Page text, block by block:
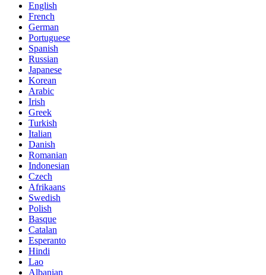
English
French
German
Portuguese
Spanish
Russian
Japanese
Korean
Arabic
Irish
Greek
Turkish
Italian
Danish
Romanian
Indonesian
Czech
Afrikaans
Swedish
Polish
Basque
Catalan
Esperanto
Hindi
Lao
Albanian